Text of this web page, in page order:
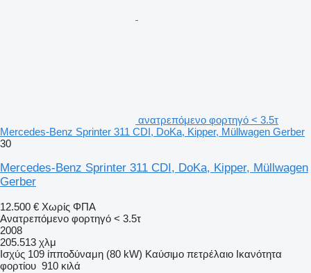
ανατρεπόμενο φορτηγό < 3.5τ
Mercedes-Benz Sprinter 311 CDI, DoKa, Kipper, Müllwagen Gerber
30
Mercedes-Benz Sprinter 311 CDI, DoKa, Kipper, Müllwagen
Gerber
12.500 € Χωρίς ΦΠΑ
Ανατρεπόμενο φορτηγό < 3.5τ
2008
205.513 χλμ
Ισχύς 109 ίπποδύναμη (80 kW) Καύσιμο πετρέλαιο Ικανότητα
φορτίου 910 κιλά